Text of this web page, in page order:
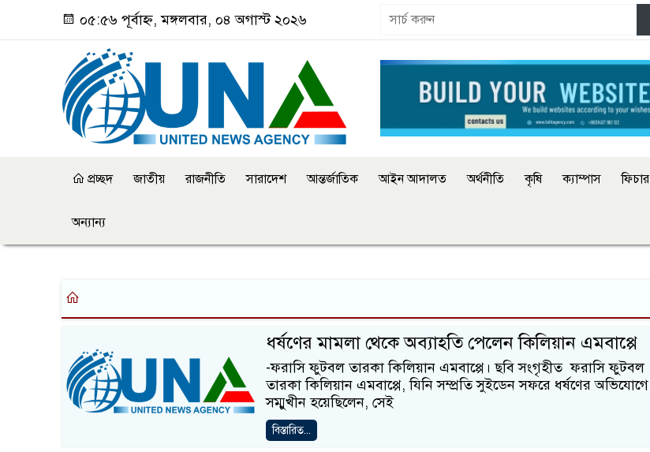
০৫:৫৬ পূর্বাহ্ন, মঙ্গলবার, ০৪ অগাস্ট ২০২৬
প্রচ্ছদ জাতীয় রাজনীতি সারাদেশ আন্তর্জাতিক আইন আদালত অর্থনীতি কৃষি ক্যাম্পাস ফিচার
অন্যান্য
ধর্ষণের মামলা থেকে অব্যাহতি পেলেন কিলিয়ান এমবাপ্পে
-ফরাসি ফুটবল তারকা কিলিয়ান এমবাপ্পে। ছবি সংগৃহীত ফরাসি ফুটবল
তারকা কিলিয়ান এমবাপ্পে, যিনি সম্প্রতি সুইডেন সফরে ধর্ষণের অভিযোগে
সম্মুখীন হয়েছিলেন, সেই
বিস্তারিত...